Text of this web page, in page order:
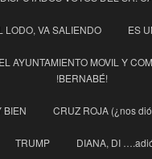
LODO, VA SALIENDO ES
AYUNTAMIENTO MOVIL Y
!BERNABÉ!
BIEN CRUZ ROJA (¿nos
TRUMP DIANA, DI